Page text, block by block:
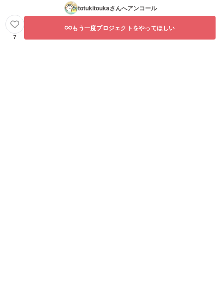
totukitoukaさんへアンコール
7
もう一度プロジェクトをやってほしい